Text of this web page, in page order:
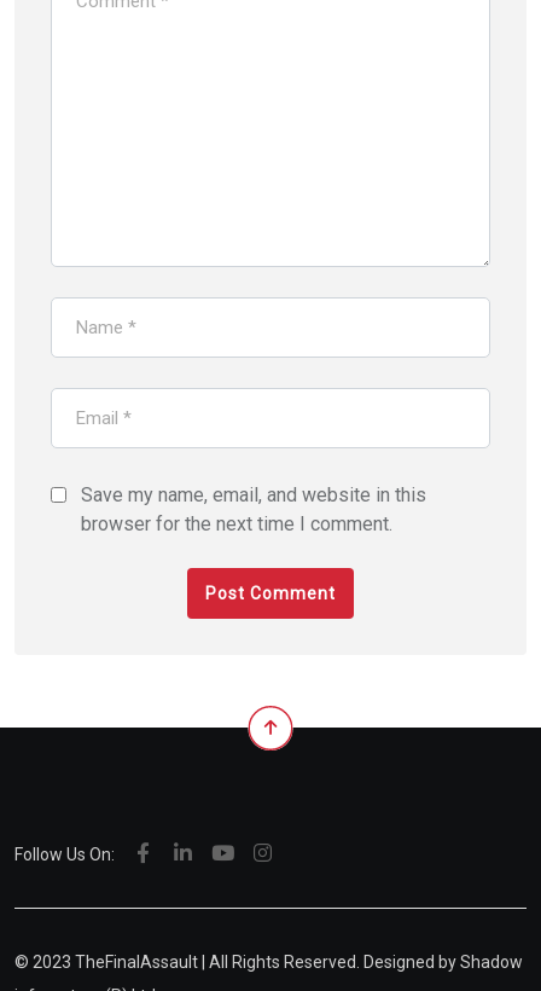
Save my name, email, and website in this
browser for the next time I comment.
Follow Us On:
© 2023 TheFinalAssault | All Rights Reserved. Designed byShadow